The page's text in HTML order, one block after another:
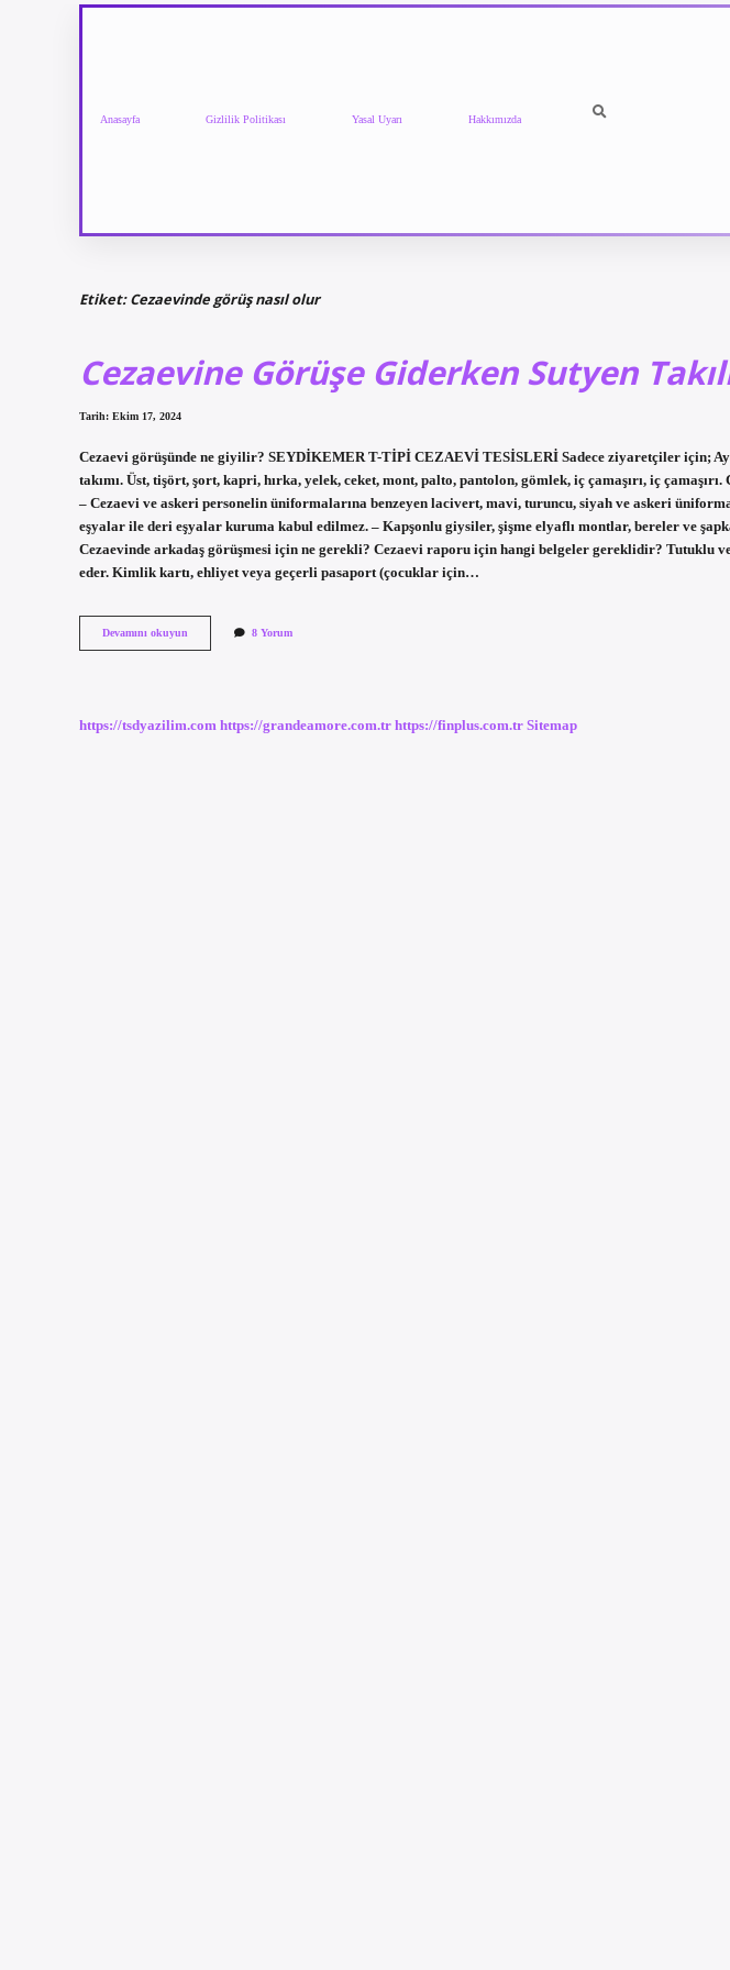
Anasayfa Gizlilik Politikası Yasal Uyarı Hakkımızda
Etiket:Cezaevinde görüş nasıl olur
Cezaevine Görüşe Giderken Sutyen
Tarih: Ekim 17, 2024
Cezaevi görüşünde ne giyilir? SEYDİKEMER T-TİPİ CEZAEVİ TESİSLERİ Sadece ziyaretçiler için;
takımı. Üst, tişört, şort, kapri, hırka, yelek, ceket, mont, palto, pantolon, gömlek, iç çamaşırı, iç
– Cezaevi ve askeri personelin üniformalarına benzeyen lacivert, mavi, turuncu, siyah ve askeri
eşyalar ile deri eşyalar kuruma kabul edilmez. – Kapşonlu giysiler, şişme elyaflı montlar, bereler ve
Cezaevinde arkadaş görüşmesi için ne gerekli? Cezaevi raporu için hangi belgeler gereklidir? Tutuklu
eder. Kimlik kartı, ehliyet veya geçerli pasaport (çocuklar için…
Devamını okuyun
Görüşe
8 Yorum
https://tsdyazilim.com https://grandeamore.com.tr https://finplus.com.tr Sitemap